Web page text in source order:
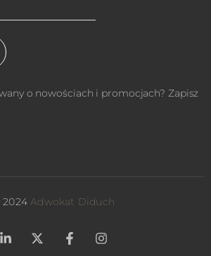
o nowościach i promocjach? Zapisz
2024Adwokat Diduch